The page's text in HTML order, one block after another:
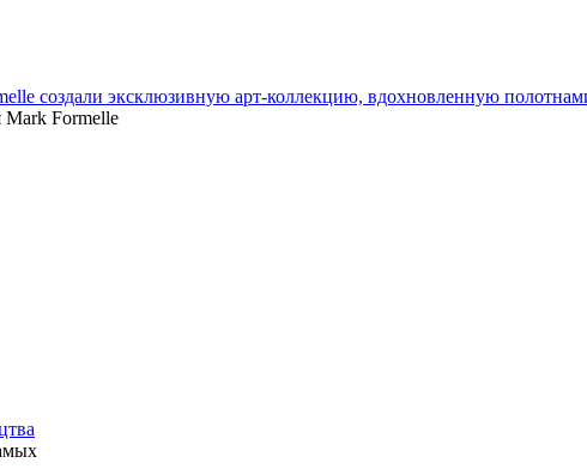
создали эксклюзивную арт-коллекцию, вдохновленную
Formelle